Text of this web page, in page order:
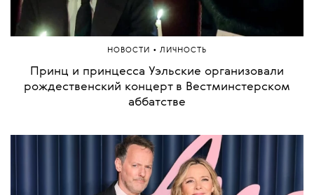
НОВОСТИ • ЛИЧНОСТЬ
Принц и принцесса Уэльские организовали
рождественский концерт в Вестминстерском
аббатстве